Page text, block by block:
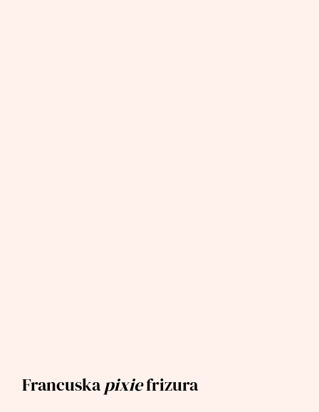
Francuskapixiefrizura